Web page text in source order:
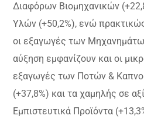
Διαφόρων Βιομηχανικών
Υλών (+50,2%), ενώ
οι εξαγωγές των
αύξηση εμφανίζουν και οι
εξαγωγές των Ποτών &
(+37,8%) και τα χαμηλής σε
Εμπιστευτικά Προϊόντα